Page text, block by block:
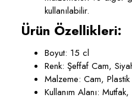
kullanılabilir.
Ürün Özellikleri:
Boyut: 15 cl
Renk: Şeffaf Cam,
Malzeme: Cam,
Kullanım Alanı: